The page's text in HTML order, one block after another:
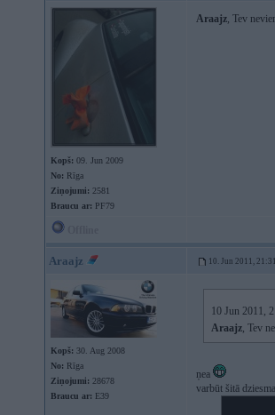
Kopš: 09. Jun 2009
No: Rīga
Ziņojumi: 2581
Braucu ar: PF79
Araajz, Tev
Araajz 10. Jun 2011,
Kopš: 30. Aug 2008
No: Rīga
Ziņojumi: 28678
Braucu ar: E39
10 Jun 2011,
Araajz, Tev
ņea
varbūt šitā